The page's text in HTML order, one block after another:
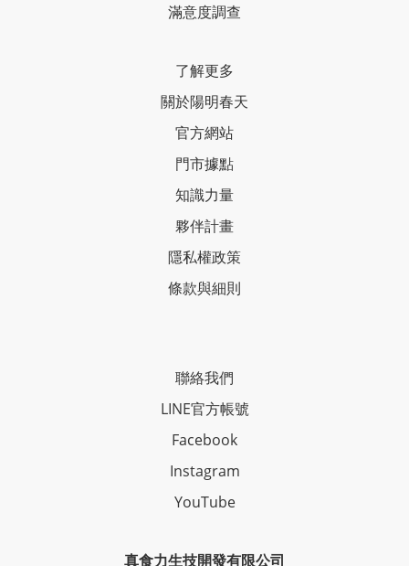
滿意度調查
了解更多
關於陽明春天
官方網站
門市據點
知識力量
夥伴計畫
隱私權政策
條款與細則
聯絡我們
LINE官方帳號
Facebook
Instagram
YouTube
真食力生技開發有限公司